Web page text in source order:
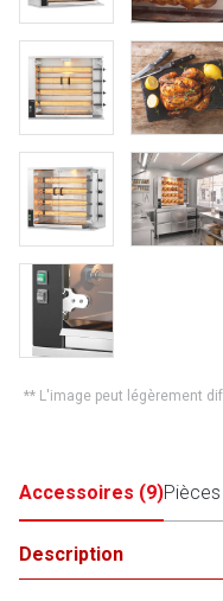
** L'image peut légèrement
Accessoires (9)
Description